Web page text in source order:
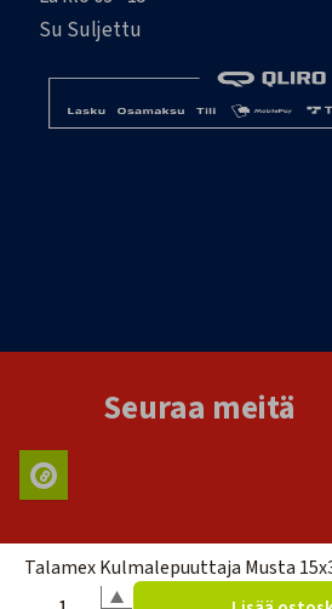
Talamex Kulmalepuuttaja Musta
Su Suljettu
Seuraa meitä